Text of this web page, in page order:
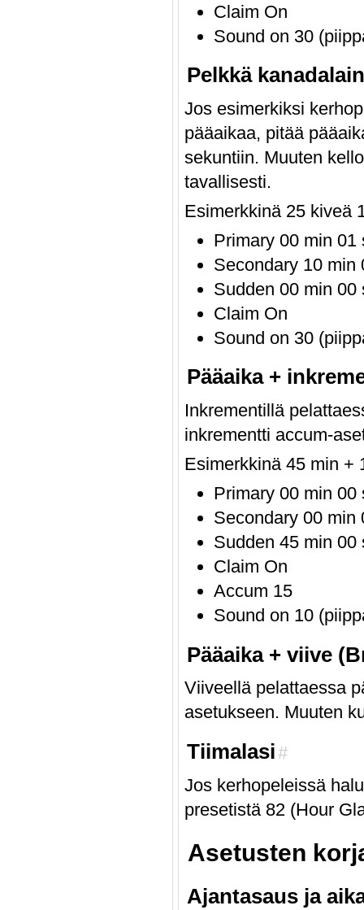
Claim On
Sound on 30
Pelkkä
Jos esimerkiksi
pääaikaa, pitää
sekuntiin. Muuten
tavallisesti.
Esimerkkinä 25 kiveä
Primary 00 min 01
Secondary 10 min
Sudden 00 min 00
Claim On
Sound on 30
Pääaika +
Inkrementillä
inkrementti accum-
Esimerkkinä 45 min +
Primary 00 min 00
Secondary 00 min
Sudden 45 min 00
Claim On
Accum 15
Sound on 10
Pääaika + viive
Viiveellä pelattaessa
asetukseen. Muuten
Tiimalasi#
Jos kerhopeleissä
presetistä 82 (Hour
Asetusten
Ajantasaus ja